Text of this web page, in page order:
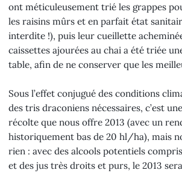
ont méticuleusement trié les grappes
les raisins mûrs et en parfait état
interdite !), puis leur cueillette
caissettes ajourées au chai a été triée
table, afin de ne conserver que les
Sous l’effet conjugué des conditions
des tris draconiens nécessaires, c’est
récolte que nous offre 2013 (avec un
historiquement bas de 20 hl/ha), mais
rien : avec des alcools potentiels compris
et des jus très droits et purs, le 2013